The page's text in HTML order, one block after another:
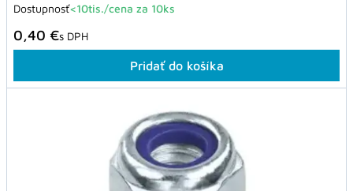
Dostupnosť<10tis./cena za 10ks
0,40 €s DPH
Pridať do košíka